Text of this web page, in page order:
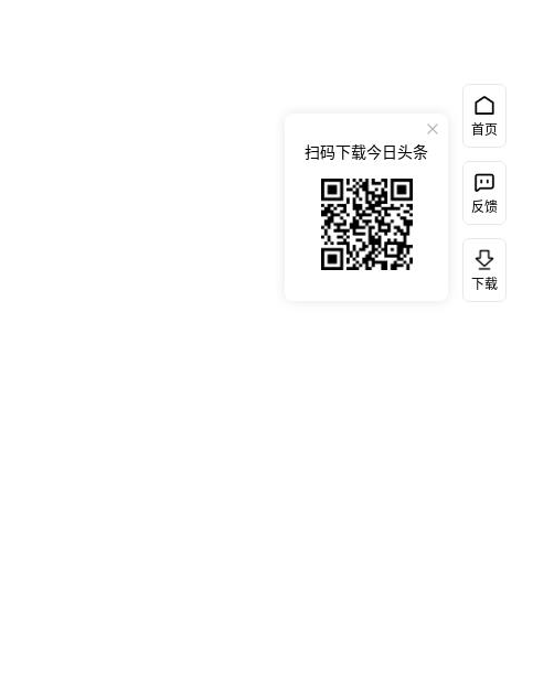
首页
反馈
下载
扫码下载今日头条